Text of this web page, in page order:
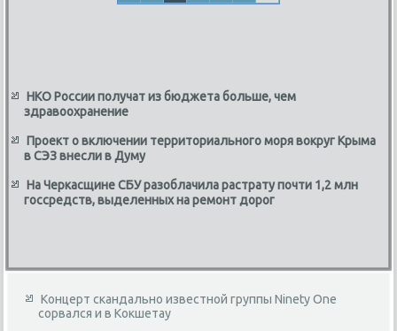
НКО России получат из бюджета больше, чем
здравоохранение
Проект о включении территориального моря вокруг Крыма
в СЭЗ внесли в Думу
На Черкасщине СБУ разоблачила растрату почти 1,2 млн
госсредств, выделенных на ремонт дорог
Концерт скандально известной группы Ninety One
сорвался и в Кокшетау